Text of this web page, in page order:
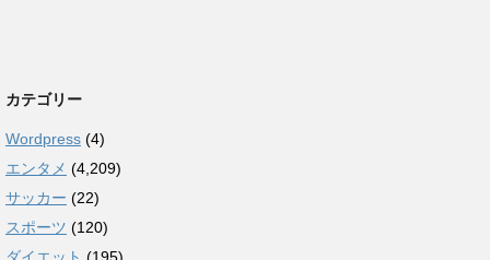
カテゴリー
Wordpress (4)
エンタメ (4,209)
サッカー (22)
スポーツ (120)
ダイエット (195)